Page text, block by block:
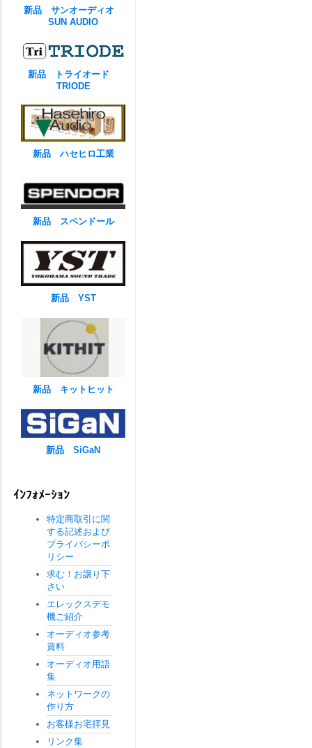
新品 サンオーディオ
SUN AUDIO
新品 トライオード
TRIODE
新品 ハセヒロ工業
新品 スペンドール
新品 YST
新品 キットヒット
新品 SiGaN
ｲﾝﾌｫﾒｰｼｮﾝ
特定商取引に関
する記述および
プライバシーポ
リシー
求む！お譲り下
さい
エレックスデモ
機ご紹介
オーディオ参考
資料
オーディオ用語
集
ネットワークの
作り方
お客様お宅拝見
リンク集